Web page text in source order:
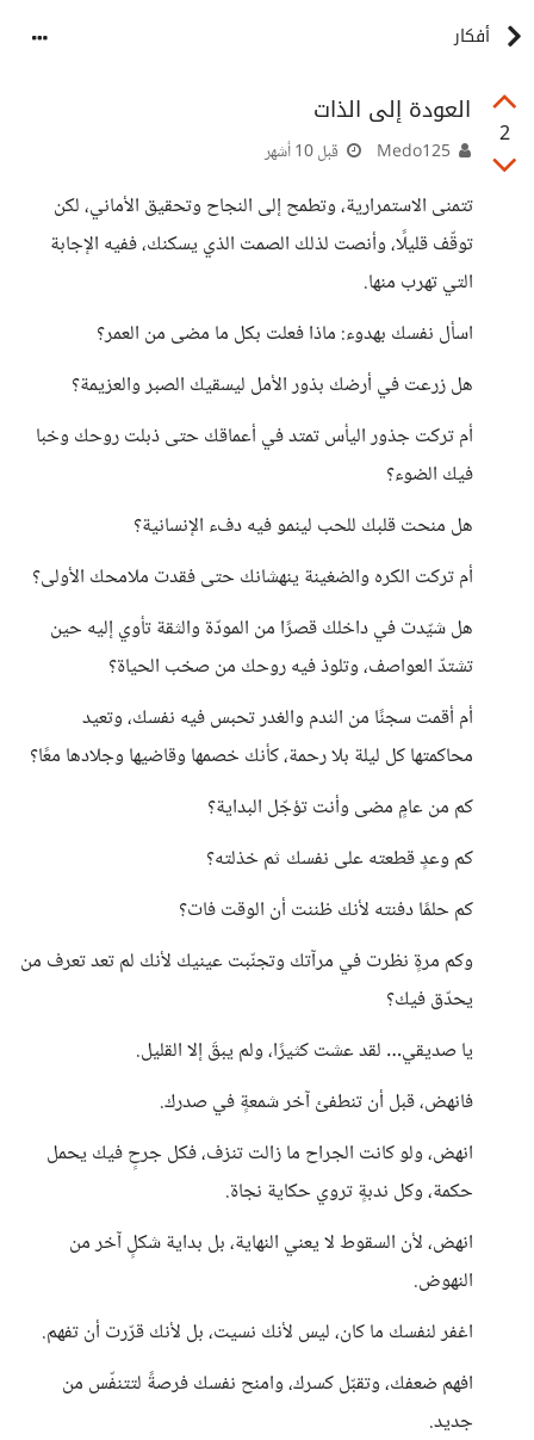
أفكار
2
العودة إلى الذات
قبل 10 أشهر
تتمنى الاستمرارية، وتطمح إلى النجاح وتحقيق الأماني، لكن
توقّف قليلًا، وأنصت لذلك الصمت الذي يسكنك، ففيه الإجابة
التي تهرب منها.
اسأل نفسك بهدوء: ماذا فعلت بكل ما مضى من العمر؟
هل زرعت في أرضك بذور الأمل ليسقيك الصبر والعزيمة؟
أم تركت جذور اليأس تمتد في أعماقك حتى ذبلت روحك وخبا
فيك الضوء؟
هل منحت قلبك للحب لينمو فيه دفء الإنسانية؟
أم تركت الكره والضغينة ينهشانك حتى فقدت ملامحك الأولى؟
هل شيّدت في داخلك قصرًا من المودّة والثقة تأوي إليه حين
تشتدّ العواصف، وتلوذ فيه روحك من صخب الحياة؟
أم أقمت سجنًا من الندم والغدر تحبس فيه نفسك، وتعيد
محاكمتها كل ليلة بلا رحمة، كأنك خصمها وقاضيها وجلادها معًا؟
كم من عامٍ مضى وأنت تؤجّل البداية؟
كم وعدٍ قطعته على نفسك ثم خذلته؟
كم حلمًا دفنته لأنك ظننت أن الوقت فات؟
وكم مرةٍ نظرت في مرآتك وتجنّبت عينيك لأنك لم تعد تعرف من
يحدّق فيك؟
يا صديقي… لقد عشت كثيرًا، ولم يبقَ إلا القليل.
فانهض، قبل أن تنطفئ آخر شمعةٍ في صدرك.
انهض، ولو كانت الجراح ما زالت تنزف، فكل جرحٍ فيك يحمل
حكمة، وكل ندبةٍ تروي حكاية نجاة.
انهض، لأن السقوط لا يعني النهاية، بل بداية شكلٍ آخر من
النهوض.
اغفر لنفسك ما كان، ليس لأنك نسيت، بل لأنك قرّرت أن تفهم.
افهم ضعفك، وتقبّل كسرك، وامنح نفسك فرصةً لتتنفّس من
جديد.